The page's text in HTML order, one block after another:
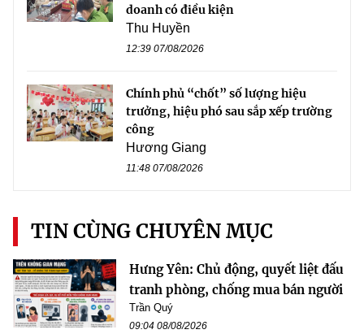
doanh có điều kiện
Thu Huyền
12:39 07/08/2026
Chính phủ “chốt” số lượng hiệu
trưởng, hiệu phó sau sắp xếp trường
công
Hương Giang
11:48 07/08/2026
TIN CÙNG CHUYÊN MỤC
Hưng Yên: Chủ động, quyết liệt đấu
tranh phòng, chống mua bán người
Trần Quý
09:04 08/08/2026